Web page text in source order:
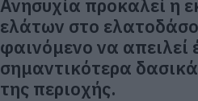
Ανησυχία προκαλεί η
ελάτων στο
φαινόμενο να απειλεί
σημαντικότερα
της περιοχής.